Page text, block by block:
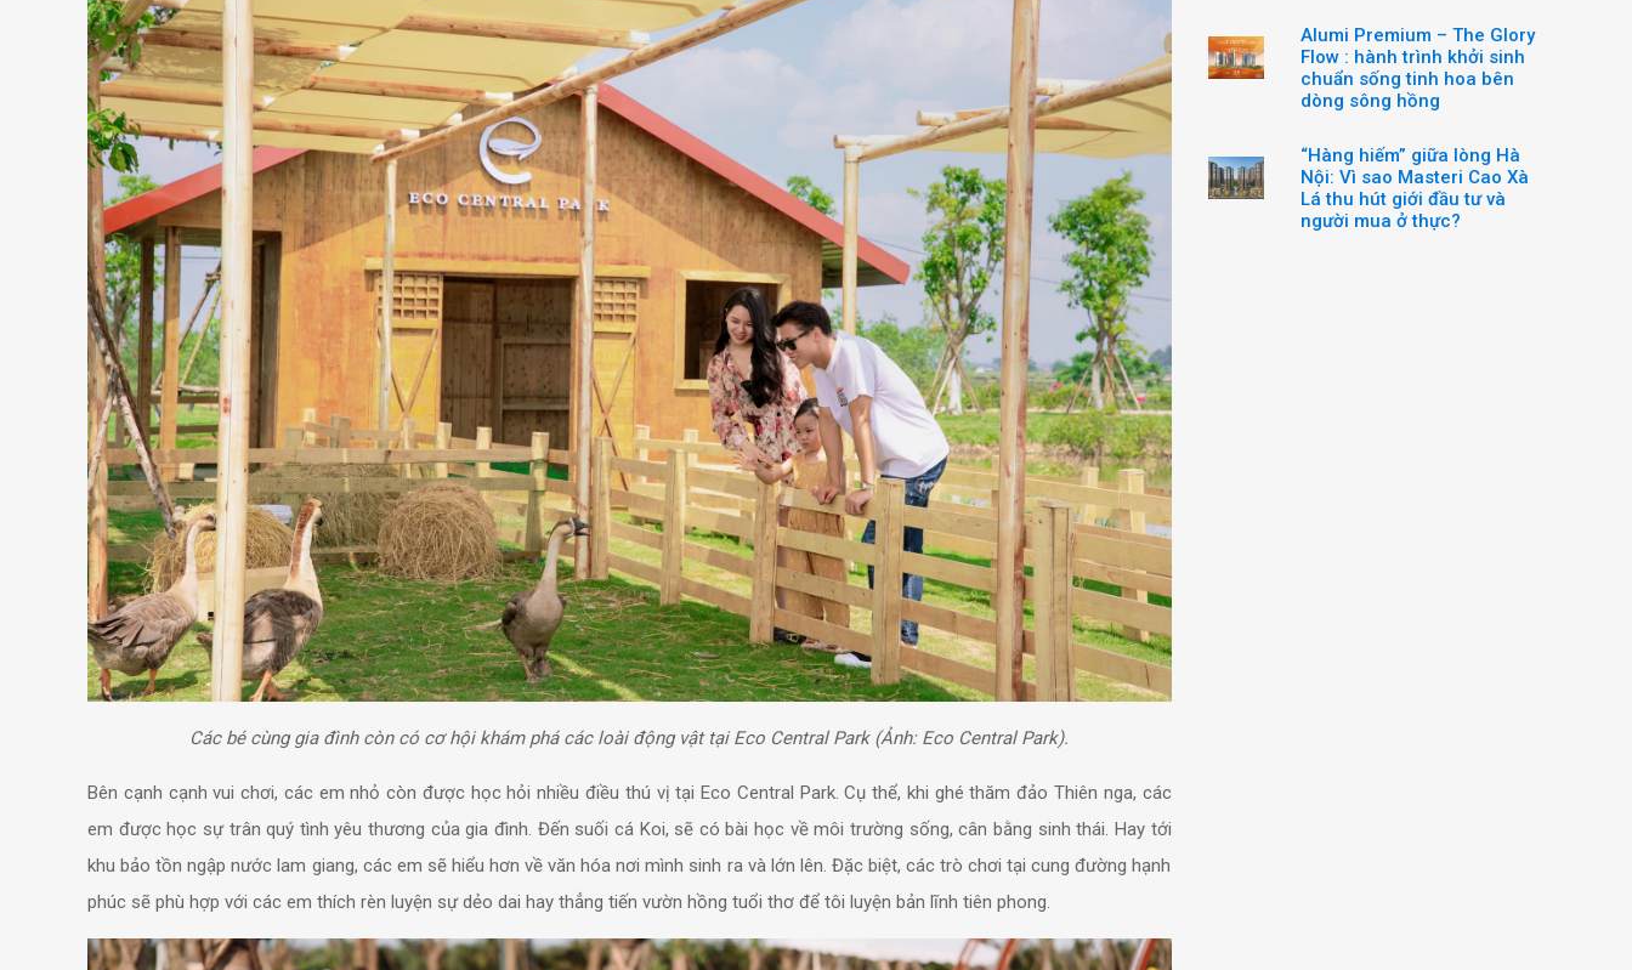
Các bé cùng gia đình còn có cơ hội khám phá các loài động vật tại Eco Central Park (Ảnh: Eco Central Park).
Bên cạnh cạnh vui chơi, các em nhỏ còn được học hỏi nhiều điều thú vị tại Eco Central Park. Cụ thể, khi ghé thăm đảo Thiên nga, các
em được học sự trân quý tình yêu thương của gia đình. Đến suối cá Koi, sẽ có bài học về môi trường sống, cân bằng sinh thái. Hay tới
khu bảo tồn ngập nước lam giang, các em sẽ hiểu hơn về văn hóa nơi mình sinh ra và lớn lên. Đặc biệt, các trò chơi tại cung đường hạnh
phúc sẽ phù hợp với các em thích rèn luyện sự dẻo dai hay thẳng tiến vườn hồng tuổi thơ để tôi luyện bản lĩnh tiên phong.
Alumi Premium – The Glory
Flow : hành trình khởi sinh
chuẩn sống tinh hoa bên
dòng sông hồng
“Hàng hiếm” giữa lòng Hà
Nội: Vì sao Masteri Cao Xà
Lá thu hút giới đầu tư và
người mua ở thực?